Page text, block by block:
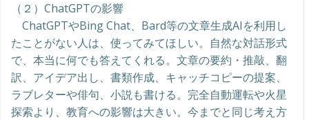
（２）ChatGPTの影響
ChatGPTやBing Chat、Bard等の文章生成AIを利用し
たことがない人は、使ってみてほしい。自然な対話形式
で、本当に何でも答えてくれる。文章の要約・推敲、翻
訳、アイデア出し、書類作成、キャッチコピーの提案、
ラブレターや俳句、小説も書ける。完全自動運転や火星
探索より、教育への影響は大きい。今までと同じ考え方